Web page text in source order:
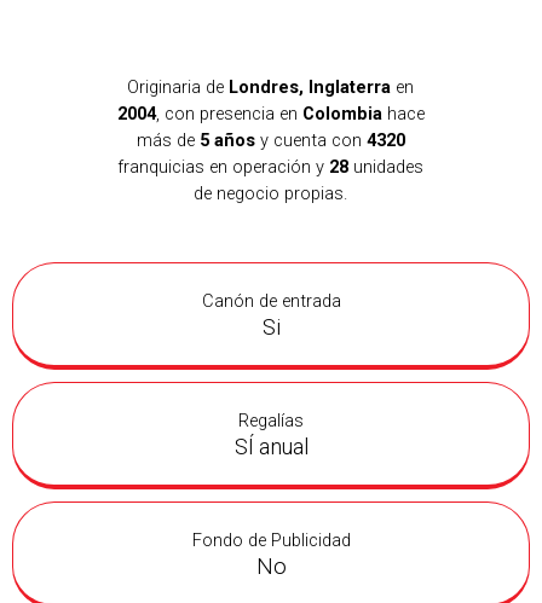
Originaria de Londres, Inglaterra en
2004, con presencia en Colombiahace
más de 5 añosy cuenta con 4320
franquicias en operación y 28 unidades
de negocio propias.
Canón de entrada
Si
Regalías
SÍ anual
Fondo de Publicidad
No